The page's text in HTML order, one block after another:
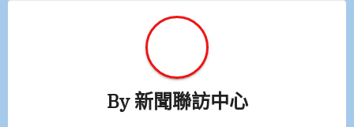
By新聞聯訪中心